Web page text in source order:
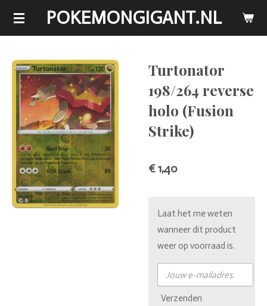
Ga
de
hoofdinhoud
POKEMONGIGANT.NL
Turtonator
198/264 reverse
holo (Fusion
Strike)
€ 1,40
Laat het me weten
wanneer dit product
weer op voorraad is.
Verzenden